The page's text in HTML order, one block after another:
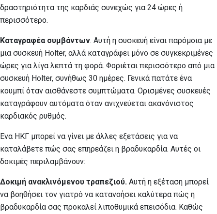
δραστηριότητα της καρδιάς συνεχώς για 24 ώρες ή
περισσότερο.
Καταγραφέα συμβάντων. Αυτή η συσκευή είναι παρόμοια με
μια συσκευή Holter, αλλά καταγράφει μόνο σε συγκεκριμένες
ώρες για λίγα λεπτά τη φορά. Φοριέται περισσότερο από μια
συσκευή Holter, συνήθως 30 ημέρες. Γενικά πατάτε ένα
κουμπί όταν αισθάνεστε συμπτώματα. Ορισμένες συσκευές
καταγράφουν αυτόματα όταν ανιχνεύεται ακανόνιστος
καρδιακός ρυθμός.
Ένα ΗΚΓ μπορεί να γίνει με άλλες εξετάσεις για να
καταλάβετε πώς σας επηρεάζει η βραδυκαρδία. Αυτές οι
δοκιμές περιλαμβάνουν:
Δοκιμή ανακλινόμενου τραπεζιού. Αυτή η εξέταση μπορεί
να βοηθήσει τον γιατρό να κατανοήσει καλύτερα πώς η
βραδυκαρδία σας προκαλεί λιποθυμικά επεισόδια. Καθώς